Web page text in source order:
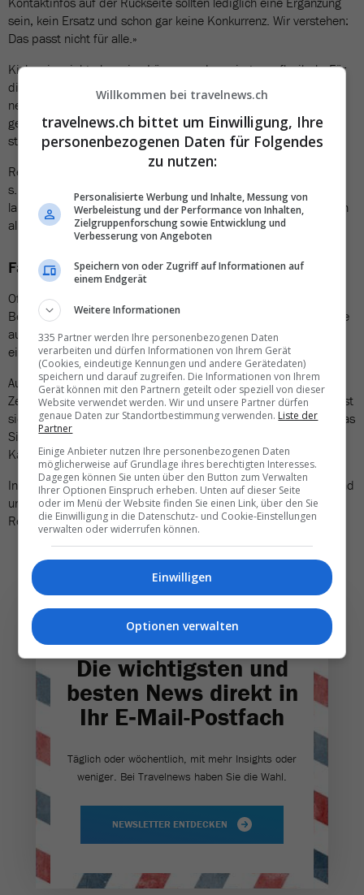
sein, kein Ersatz und schon gar keine Konkurrenz. Wir verstehen:
Das passt nicht für alle.»
Kickmaier sieht aber eine Lösung und reagiert nun flexibel: «Für
die Zukunft gibt es zwei Varianten der Katalogrückseite – eine
neutrale ohne Kontaktinfos und eine mit. Und für die bereits
gedruckten Ausgaben Glur, USA sowie Neuseeland & Südsee
stellen wir auf Wunsch gerne individuelle Aufkleber bereit.»
Reisebüros könnten sich dazu direkt bei ihm melden,
s.kickmaier@knecht-reisen.ch. «Wir bedanken uns bei unseren
langjährigen Partnern für das hilfreiche Feedback und wünschen
allen eine erfolgreiche Hochsaison.»
Fazit
Offenbar unterschätzen einige Reiseveranstalter, wie gross die
Bedenken unabhängiger Reisebüros sind, den Kunden Kataloge
auszuhändigen, auf denen der Veranstalter-Direktkontakt
einsehbar ist.
Aus Sicht der Veranstalter mag dieser alte Zopf im Online-
Zeitalter wohl nicht mehr so relevant erscheinen, schliesslich lässt
sich der Direktkontakt mit wenigen Klicks herausfinden. Doch das
Signal an die Partnerbüros lautet halt gleichwohl: wir nehmen in
Kauf, dass Kunden am Reisebüro vorbei buchen.
Insofern hat Knecht Reisen auf den Reisebüro-Unmut schnell und
unkompliziert reagiert, um auch weiterhin die unabhängigen
Reisebüro-Partner bei Laune zu halten.
Die wichtigsten und
besten News direkt in
Ihr E‑Mail-Postfach
Täglich oder wöchentlich, mit mehr Insights oder
weniger. Bei Travel­news haben Sie die Wahl.
NEWSLETTER ENTDECKEN
Willkommen bei travelnews.ch
travelnews.ch bittet um Einwilligung, Ihre
personenbezogenen Daten für Folgendes
zu nutzen:
Personalisierte Werbung und Inhalte, Messung von
Werbeleistung und der Performance von Inhalten,
Zielgruppenforschung sowie Entwicklung und
Verbesserung von Angeboten
Speichern von oder Zugriff auf Informationen auf
einem Endgerät
Weitere Informationen
335 Partner werden Ihre personenbezogenen Daten
verarbeiten und dürfen Informationen von Ihrem Gerät
(Cookies, eindeutige Kennungen und andere Gerätedaten)
speichern und darauf zugreifen. Die Informationen von Ihrem
Gerät können mit den Partnern geteilt oder speziell von dieser
Website verwendet werden. Wir und unsere Partner dürfen
genaue Daten zur Standortbestimmung verwenden. Liste der
Partner
Einige Anbieter nutzen Ihre personenbezogenen Daten
möglicherweise auf Grundlage ihres berechtigten Interesses.
Dagegen können Sie unten über den Button zum Verwalten
Ihrer Optionen Einspruch erheben. Unten auf dieser Seite
oder im Menü der Website finden Sie einen Link, über den Sie
die Einwilligung in die Datenschutz- und Cookie-Einstellungen
verwalten oder widerrufen können.
Einwilligen
Optionen verwalten